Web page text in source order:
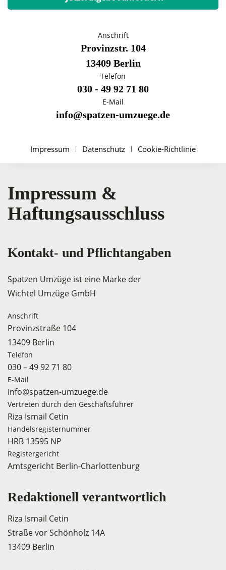
Anschrift
Provinzstr. 104
13409 Berlin
Telefon
030 - 49 92 71 80
E-Mail
info@spatzen-umzuege.de
Impressum Datenschutz Cookie-Richtlinie
Impressum &
Haftungsausschluss
Kontakt- und Pflichtangaben
Spatzen Umzüge ist eine Marke der
Wichtel Umzüge GmbH
Anschrift
Provinzstraße 104
13409 Berlin
Telefon
030 – 49 92 71 80
E-Mail
info@spatzen-umzuege.de
Vertreten durch den Geschäftsführer
Riza Ismail Cetin
Handelsregisternummer
HRB 13595 NP
Registergericht
Amtsgericht Berlin-Charlottenburg
Redaktionell verantwortlich
Riza Ismail Cetin
Straße vor Schönholz 14A
13409 Berlin